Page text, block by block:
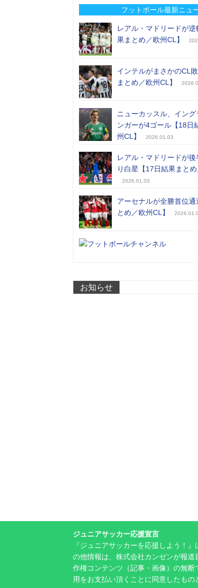
フットボール最新ニュ
レアル・マドリードが
果まとめ／欧州CL】
インテルがまさかのCL
まとめ／欧州CL】
ニューカッスル、イング
ンガーが4ゴール【18日
州CL】
2026.01.03
レアル・マドリードが後
り白星【17日結果まとめ
2026.01.03
アーセナルが全勝首位通
とめ／欧州CL】
お知らせ
ジュニアサッカー応援宣言
『ジュニアサッカーを応援しよう！
の他情報は、株式会社カンゼンが報
作権コンテンツ（記事・画像）の無
用をお支払い頂くことに同意したもの